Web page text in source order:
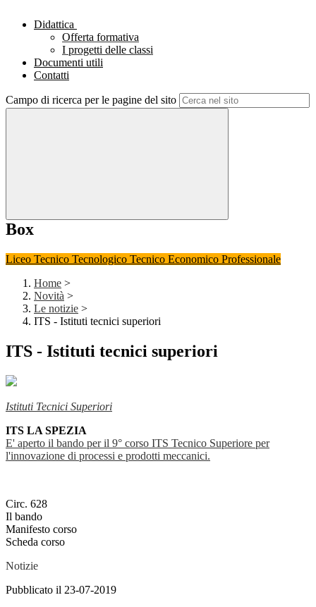
Didattica
Offerta formativa
I progetti delle classi
Documenti utili
Contatti
Campo di ricerca per le pagine del sito
Box
Liceo Tecnico Tecnologico Tecnico Economico Professionale
Home >
Novità >
Le notizie >
ITS - Istituti tecnici superiori
ITS - Istituti tecnici superiori
Istituti Tecnici Superiori
ITS LA SPEZIA
E' aperto il bando per il 9° corso ITS Tecnico Superiore per
l'innovazione di processi e prodotti meccanici.
Circ. 628
Il bando
Manifesto corso
Scheda corso
Notizie
Pubblicato il 23-07-2019